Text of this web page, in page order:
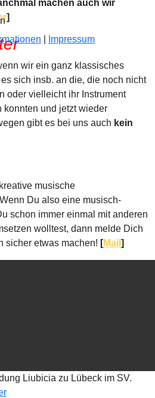
machen auch wir
]
wir ein ganz klassisches
sich insb. an die, die noch nicht
oder vielleicht ihr Instrument
konnten und jetzt wieder
gibt es bei uns auch kein
musische
Du also eine musisch-
schon immer einmal mit anderen
wolltest, dann melde Dich
sicher etwas machen! [Mail ]
Liubicia zu Lübeck im SV.
Impressum